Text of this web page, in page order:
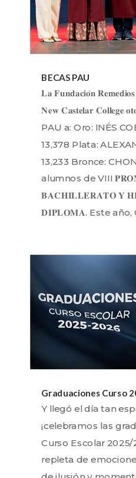
BECAS PAU
𝐋𝐚 𝐅𝐮𝐧𝐝𝐚𝐜𝐢𝐨́𝐧 𝐑𝐞𝐦𝐞𝐝𝐢𝐨𝐬
𝐍𝐞𝐰 𝐂𝐚𝐬𝐭𝐞𝐥𝐚𝐫 𝐂𝐨𝐥𝐥𝐞𝐠𝐞
PAU a: Oro: INÉS
13,378 Plata:
13,233 Bronce:
alumnos de VIII
𝐁𝐀𝐂𝐇𝐈𝐋𝐋𝐄𝐑𝐀𝐓𝐎 𝐘
𝐃𝐈𝐏𝐋𝐎𝐌𝐀. Este año,
Graduaciones Curso
Y llegó el día tan
¡celebramos las
Curso Escolar
repleta de